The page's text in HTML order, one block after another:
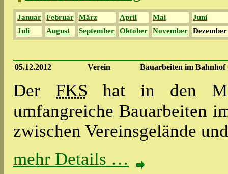
Januar Februar März April Mai
Juni
Juli
August September Oktober November Dezember
05.12.2012 Verein Bauarbeiten im Bahnhof
Der FKS hat in den
umfangreiche Bauarbeiten
zwischen Vereinsgelände
mehr Details …